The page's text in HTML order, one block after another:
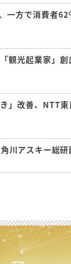
一方で消費
観光起業家
」改善、NTT
川アスキー総研